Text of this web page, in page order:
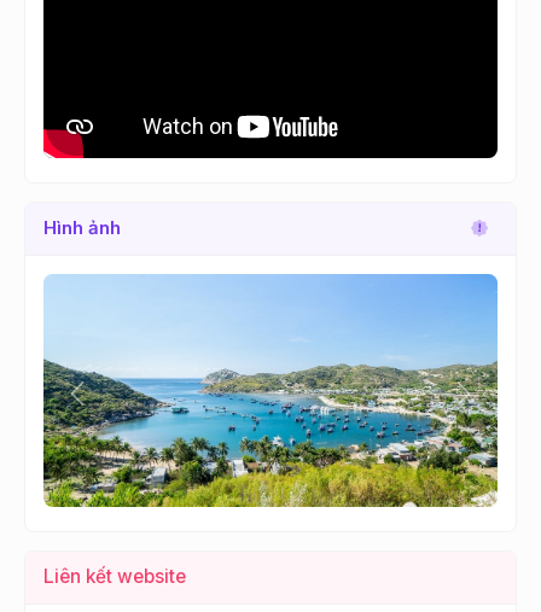
Hình ảnh
Lùi Tới
Liên kết website